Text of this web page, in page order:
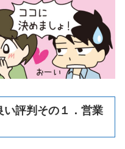
い評判その１．営業